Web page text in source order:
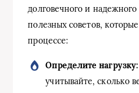
долговечного и
полезных советов,
процессе:
Определите нагрузку:
учитывайте, сколько